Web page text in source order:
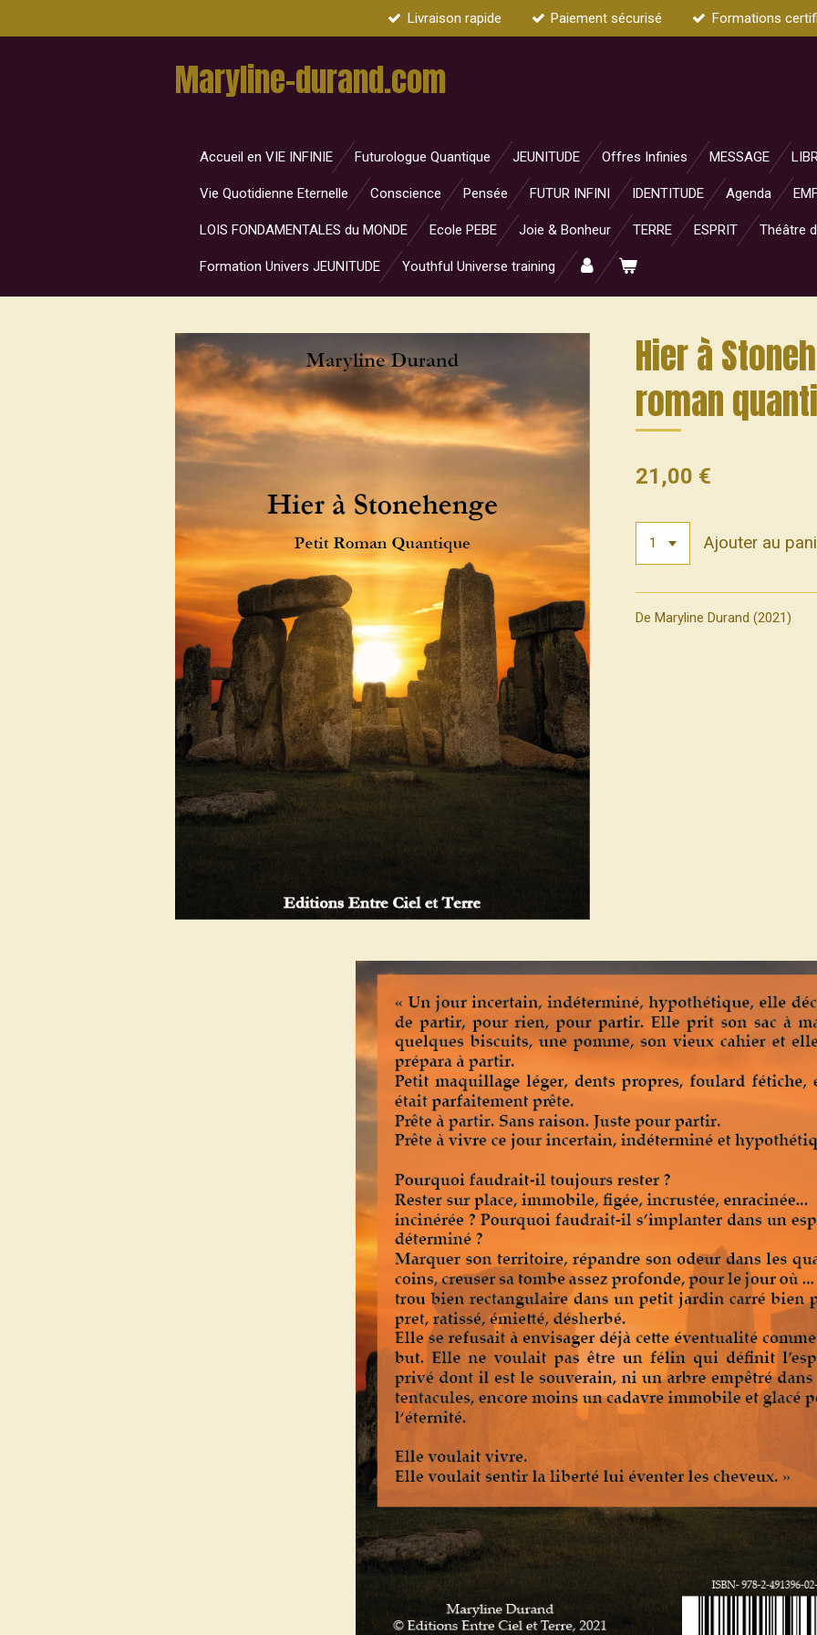
Livraison rapide Paiement sécurisé Formations
Maryline-durand.com
Accueil en VIE INFINIE Futurologue Quantique JEUNITUDE Offres Infinies MESSAGE
Vie Quotidienne Eternelle Conscience Pensée FUTUR INFINI IDENTITUDE Agenda
LOIS FONDAMENTALES du MONDE Ecole PEBE Joie & Bonheur TERRE ESPRIT Théâtre
Formation Univers JEUNITUDE Youthful Universe training
Hier à
roman
21,00 €
Ajouter au
De Maryline Durand (2021)